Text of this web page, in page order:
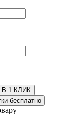
В 1 КЛИК
бесплатно